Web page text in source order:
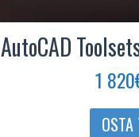
AutoCAD
1 820
OSTA